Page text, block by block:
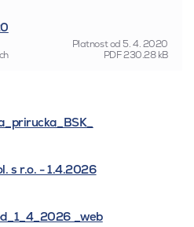
Platnost od 5. 4. 2020
PDF230.28 kB
s r.o. - 1.4.2026
_web